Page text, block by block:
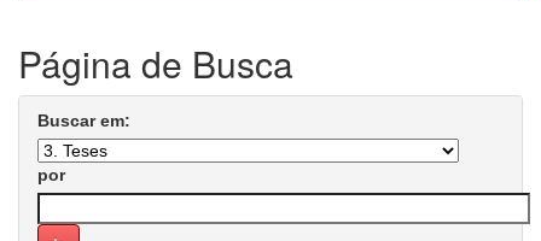
Página de Busca
Buscar em:
por